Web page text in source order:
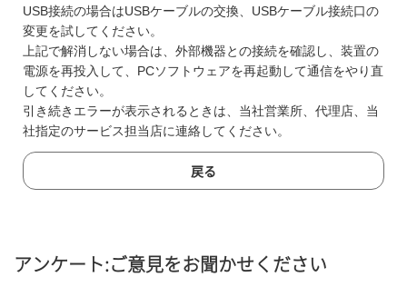
USB接続の場合はUSBケーブルの交換、USBケーブル接続口の
変更を試してください。
上記で解消しない場合は、外部機器との接続を確認し、装置の
電源を再投入して、PCソフトウェアを再起動して通信をやり直
してください。
引き続きエラーが表示されるときは、当社営業所、代理店、当
社指定のサービス担当店に連絡してください。
戻る
アンケート:ご意見をお聞かせください